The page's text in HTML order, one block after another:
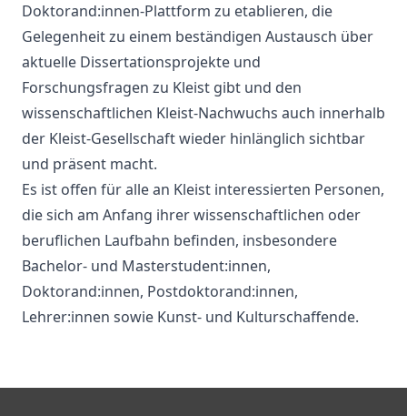
Doktorand:innen-Plattform zu etablieren, die
Gelegenheit zu einem beständigen Austausch über
aktuelle Dissertationsprojekte und
Forschungsfragen zu Kleist gibt und den
wissenschaftlichen Kleist-Nachwuchs auch innerhalb
der Kleist-Gesellschaft wieder hinlänglich sichtbar
und präsent macht.
Es ist offen für alle an Kleist interessierten Personen,
die sich am Anfang ihrer wissenschaftlichen oder
beruflichen Laufbahn befinden, insbesondere
Bachelor- und Masterstudent:innen,
Doktorand:innen, Postdoktorand:innen,
Lehrer:innen sowie Kunst- und Kulturschaffende.